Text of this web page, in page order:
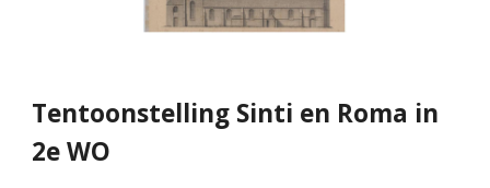
Tentoonstelling Sinti en Roma in
2e WO